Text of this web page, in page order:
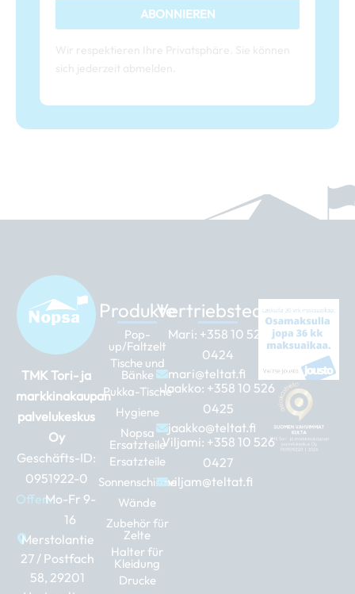
ABONNIEREN
TMK Tori- ja
markkinakaupan
palvelukeskus
Oy
Geschäfts-ID:
0951922-0
Offen:Mo-Fr 9-
16
Merstolantie
27 / Postfach
58, 29201
Produkte
Pop-
up/Faltzelt
Tische und
Bänke
Pukka-Tische
Hygiene
Nopsa
Ersatzteile
Ersatzteile
Sonnenschirme
Wände
Zubehör für
Zelte
Halter für
Kleidung
Drucke
Vertriebsteam
Mari: +358 10 526
0424
mari@teltat.fi
Jaakko: +358 10 526
0425
jaakko@teltat.fi
Viljami: +358 10 526
0427
viljam@teltat.fi